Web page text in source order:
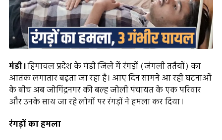
मंडी।हिमाचल प्रदेश के मंडी जिले में रंगड़ों (जंगली ततैयों) का
आतंक लगातार बढ़ता जा रहा है। आए दिन सामने आ रही घटनाओं
के बीच अब जोगिंद्रनगर की बल्ह जोली पंचायत के एक परिवार
और उनके साथ जा रहे लोगों पर रंगड़ों ने हमला कर दिया।
रंगड़ों का हमला